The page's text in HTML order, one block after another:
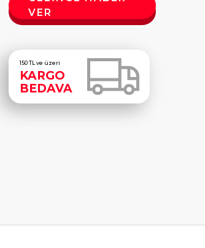
VER
150 TL ve üzeri
KARGO
BEDAVA